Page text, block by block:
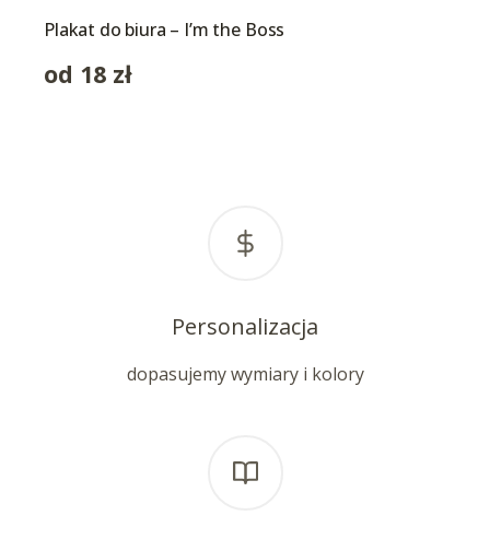
Plakat do biura – I’m the Boss
od 18 zł
Personalizacja
dopasujemy wymiary i kolory